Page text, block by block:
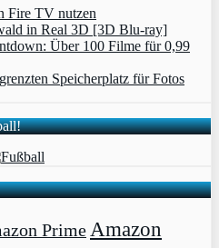
Fire TV nutzen
in Real 3D [3D Blu-ray]
Über 100 Filme für 0,99
Speicherplatz für Fotos
PrimeAmazon